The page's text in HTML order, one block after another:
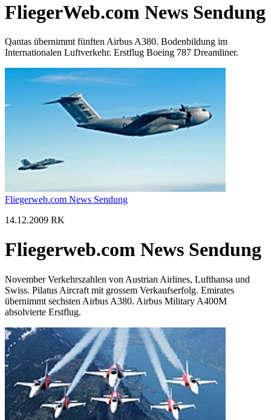
FliegerWeb.com News Sendung
Qantas übernimmt fünften Airbus A380. Bodenbildung im
Internationalen Luftverkehr. Erstflug Boeing 787 Dreamliner.
Fliegerweb.com News Sendung
14.12.2009 RK
Fliegerweb.com News Sendung
November Verkehrszahlen von Austrian Airlines, Lufthansa und
Swiss. Pilatus Aircraft mit grossem Verkaufserfolg. Emirates
übernimmt sechsten Airbus A380. Airbus Military A400M
absolvierte Erstflug.